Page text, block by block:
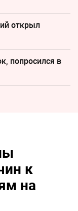
открыл
попросился в
к
на